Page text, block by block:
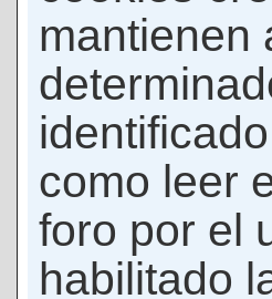
mantienen
como leer
foro por el
habilitado